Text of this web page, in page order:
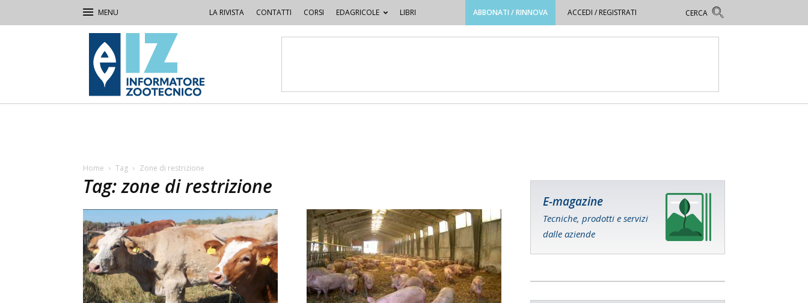
LA RIVISTA CONTATTI CORSI EDAGRICOLE LIBRI ABBONATI / RINNOVA ACCEDI / REGISTRATI
IZ
Informatore
Zootecnico
Home Tag Zone di restrizione
Tag: zone di restrizione
E-magazine
Tecniche, prodotti e servizi
dalle aziende